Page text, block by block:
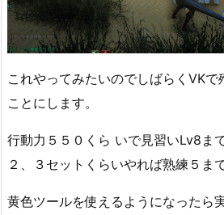
これやってみたいのでしばらくVKで
ことにします。
行動力５５０くら いで見習いLv8ま
２、３セットくらいやれば熟練５ま
黄色ツールを使えるようになったら